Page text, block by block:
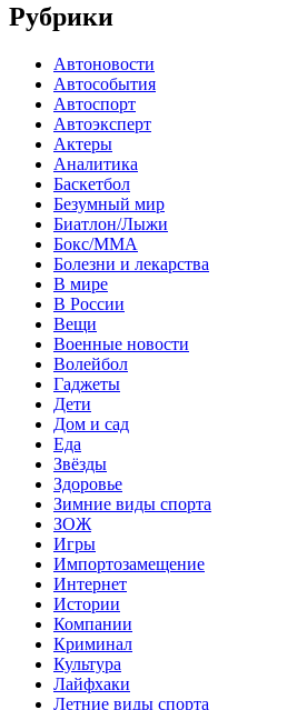
Рубрики
Автоновости
Автособытия
Автоспорт
Автоэксперт
Актеры
Аналитика
Баскетбол
Безумный мир
Биатлон/Лыжи
Бокс/MMA
Болезни и лекарства
В мире
В России
Вещи
Военные новости
Волейбол
Гаджеты
Дети
Дом и сад
Еда
Звёзды
Здоровье
Зимние виды спорта
ЗОЖ
Игры
Импортозамещение
Интернет
Истории
Компании
Криминал
Культура
Лайфхаки
Летние виды спорта